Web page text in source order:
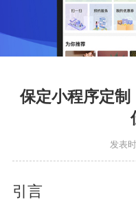
保定小程序定制
发表
引言